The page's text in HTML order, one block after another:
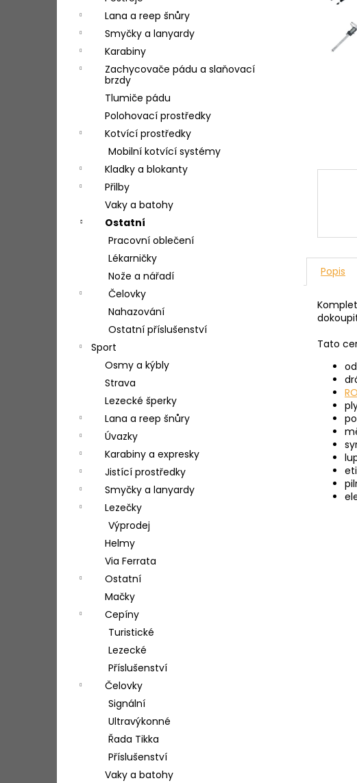
Lana a reep šnůry
Smyčky a lanyardy
Karabiny
Zachycovače pádu a slaňovací
brzdy
Tlumiče pádu
Polohovací prostředky
Kotvící prostředky
Mobilní kotvící systémy
Kladky a blokanty
Přilby
Vaky a batohy
Ostatní
Pracovní oblečení
Lékarničky
Nože a nářadí
Čelovky
Nahazování
Ostatní příslušenství
Sport
Osmy a kýbly
Strava
Lezecké šperky
Lana a reep šnůry
Úvazky
Karabiny a expresky
Jistící prostředky
Smyčky a lanyardy
Lezečky
Výprodej
Helmy
Via Ferrata
Ostatní
Mačky
Cepíny
Turistické
Lezecké
Příslušenství
Čelovky
Signální
Ultravýkonné
Řada Tikka
Příslušenství
Vaky a batohy
Popis
Tato